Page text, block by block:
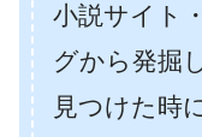
小説サイト
グから発掘
見つけた時